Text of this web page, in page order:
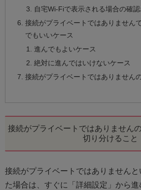
自宅Wi-Fiで表示される場合の確認
接続がプライベートではありません
でもいいケース
進んでもよいケース
絶対に進んではいけないケース
接続がプライベートではありません
接続がプライベートではありません
切り分けること
接続がプライベートではありません
た場合は、すぐに「詳細設定」から